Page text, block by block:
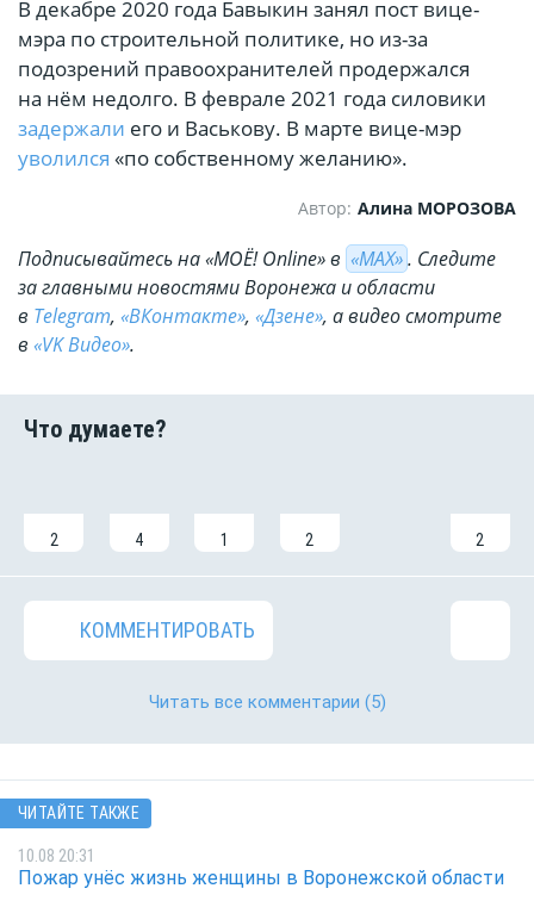
В декабре 2020 года Бавыкин занял пост вице-
мэра по строительной политике, но из-за
подозрений правоохранителей продержался
на нём недолго. В феврале 2021 года силовики
задержали его и Васькову. В марте вице-мэр
уволился «по собственному желанию».
Автор: Алина МОРОЗОВА
Подписывайтесь на «МОЁ! Online» в «МАХ». Cледите
за главными новостями Воронежа и области
в Telegram, «ВКонтакте», «Дзене», а видео смотрите
в «VK Видео».
2 4 1 2 2
КОММЕНТИРОВАТЬ
Читать все комментарии (5)
ЧИТАЙТЕ ТАКЖЕ
10.08 20:31
Пожар унёс жизнь женщины в Воронежской области